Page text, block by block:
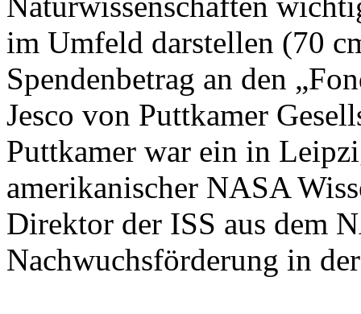
im Umfeld darstellen (70
Spendenbetrag an den
Jesco von Puttkamer
Puttkamer war ein in
amerikanischer NASA
Direktor der ISS aus dem
Nachwuchsförderung in